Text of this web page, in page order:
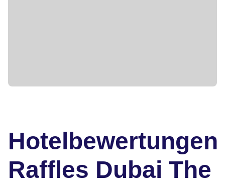
Hotelbewertungen
Raffles Dubai The